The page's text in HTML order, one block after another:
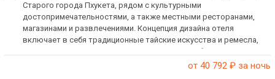
Старого города Пхукета, рядом с культурными
достопримечательностями, а также местными ресторанами,
магазинами и развлечениями. Концепция дизайна отеля
включает в себя традиционные тайские искусства и ремесла,
умело контрастирующие с современными удобствами.
от 40 792 ₽ за ночь